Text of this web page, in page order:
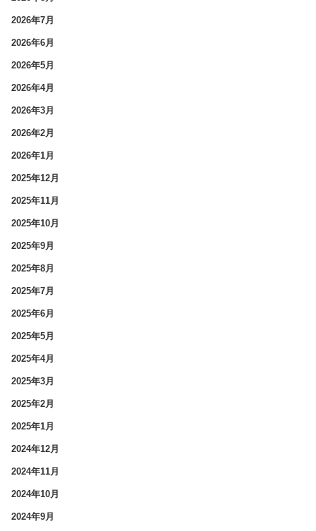
2026年7月
2026年6月
2026年5月
2026年4月
2026年3月
2026年2月
2026年1月
2025年12月
2025年11月
2025年10月
2025年9月
2025年8月
2025年7月
2025年6月
2025年5月
2025年4月
2025年3月
2025年2月
2025年1月
2024年12月
2024年11月
2024年10月
2024年9月